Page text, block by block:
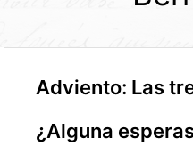
Adviento: Las
¿Alguna